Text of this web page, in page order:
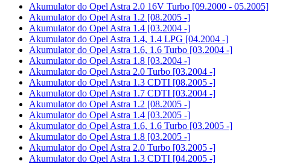
Akumulator do Opel Astra 2.0 16V Turbo [09.2000 - 05.2005]
Akumulator do Opel Astra 1.2 [08.2005 -]
Akumulator do Opel Astra 1.4 [03.2004 -]
Akumulator do Opel Astra 1.4, 1.4 LPG [04.2004 -]
Akumulator do Opel Astra 1.6, 1.6 Turbo [03.2004 -]
Akumulator do Opel Astra 1.8 [03.2004 -]
Akumulator do Opel Astra 2.0 Turbo [03.2004 -]
Akumulator do Opel Astra 1.3 CDTI [08.2005 -]
Akumulator do Opel Astra 1.7 CDTI [03.2004 -]
Akumulator do Opel Astra 1.2 [08.2005 -]
Akumulator do Opel Astra 1.4 [03.2005 -]
Akumulator do Opel Astra 1.6, 1.6 Turbo [03.2005 -]
Akumulator do Opel Astra 1.8 [03.2005 -]
Akumulator do Opel Astra 2.0 Turbo [03.2005 -]
Akumulator do Opel Astra 1.3 CDTI [04.2005 -]